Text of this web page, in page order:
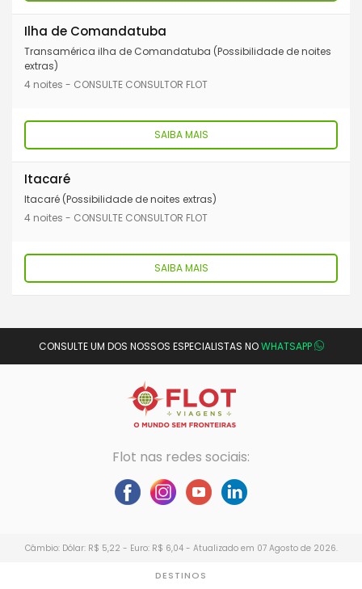
Ilha de Comandatuba
Transamérica ilha de Comandatuba (Possibilidade de noites
extras)
4 noites - CONSULTE CONSULTOR FLOT
SAIBA MAIS
Itacaré
Itacaré (Possibilidade de noites extras)
4 noites - CONSULTE CONSULTOR FLOT
SAIBA MAIS
CONSULTE UM DOS NOSSOS ESPECIALISTAS NOWHATSAPP
Flot nas redes sociais:
Câmbio: Dólar: R$ 5,22 - Euro: R$ 6,04 - Atualizado em 07 Agosto de 2026.
DESTINOS